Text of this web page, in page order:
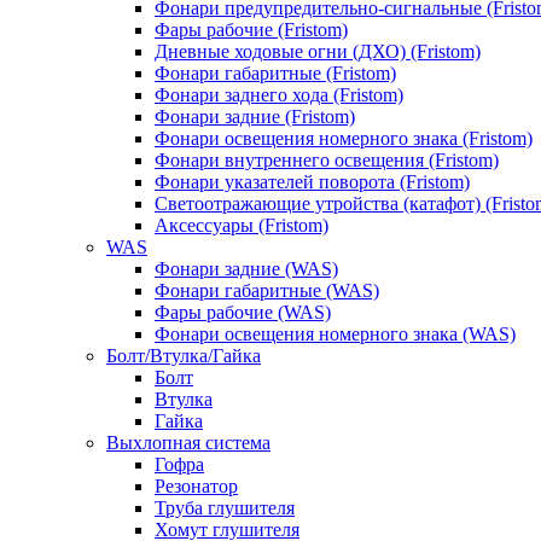
Фонари предупредительно-сигнальные
Фары рабочие (Fristom)
Дневные ходовые огни (ДХО) (Fristom)
Фонари габаритные (Fristom)
Фонари заднего хода (Fristom)
Фонари задние (Fristom)
Фонари освещения номерного знака (Fristom)
Фонари внутреннего освещения (Fristom)
Фонари указателей поворота (Fristom)
Светоотражающие утройства (катафот)
Аксессуары (Fristom)
WAS
Фонари задние (WAS)
Фонари габаритные (WAS)
Фары рабочие (WAS)
Фонари освещения номерного знака (WAS)
Болт/Втулка/Гайка
Болт
Втулка
Гайка
Выхлопная система
Гофра
Резонатор
Труба глушителя
Хомут глушителя